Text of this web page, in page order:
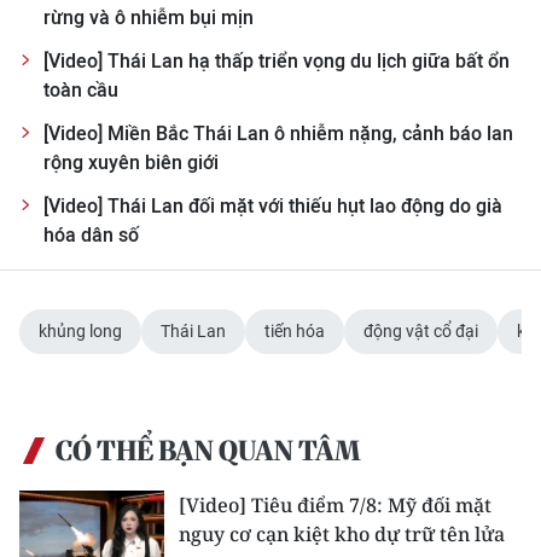
Media Pháp luật
Media Du lịch
Media Thế giới
Media Giáo dục
Media Khoa học - Công nghệ
Ảnh
Infographic
rừng và ô nhiễm bụi mịn
[Video] Thái Lan hạ thấp triển vọng du lịch giữa bất ổn
toàn cầu
[Video] Miền Bắc Thái Lan ô nhiễm nặng, cảnh báo lan
rộng xuyên biên giới
[Video] Thái Lan đối mặt với thiếu hụt lao động do già
hóa dân số
khủng long Thái Lan tiến hóa động vật cổ đại
CÓ THỂ BẠN QUAN TÂM
[Video] Tiêu điểm 7/8: Mỹ đối mặt
nguy cơ cạn kiệt kho dự trữ tên lửa